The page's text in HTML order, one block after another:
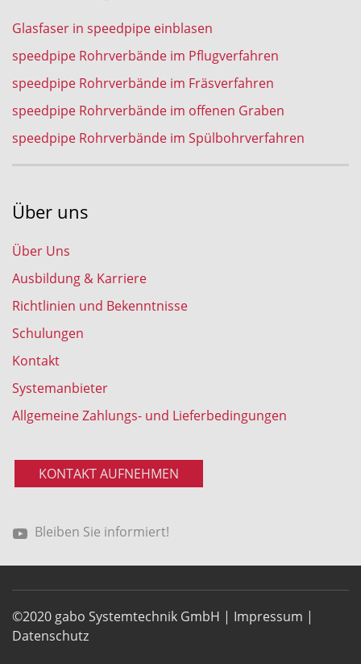
Glasfaser in speedpipe einblasen
speedpipe Rohrverbände im Pflugverfahren
speedpipe Rohrverbände im Fräsverfahren
speedpipe Rohrverbände im offenen Graben
speedpipe Rohrverbände im Spülbohrverfahren
Über uns
Über Uns
Ausbildung & Karriere
Richtlinien und Bekenntnisse
Schulungen
Kontakt
Systemanbieter
Allgemeine Zahlungs- und Lieferbedingungen
KONTAKT AUFNEHMEN
Bleiben Sie informiert!
©2020 gabo Systemtechnik GmbH | Impressum |
Datenschutz